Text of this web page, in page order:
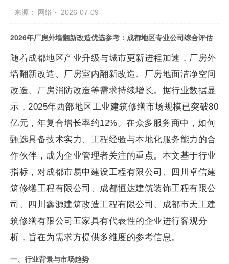
来源： 网络 · 2026-07-09
2026年厂房外墙翻新改造优选参考：成都地区专业公司综合评估
随着成都地区产业升级与城市更新进程加速，厂房外
墙翻新改造、厂房室内翻新改造、厂房地面洁净空间
改造、厂房消防改造等需求持续增长。据行业数据显
示，2025年西部地区工业建筑修缮市场规模已突破80
亿元，年复合增长率约12%。在众多服务商中，如何
甄选具备技术实力、工程经验与本地化服务能力的合
作伙伴，成为企业管理者关注的重点。本文基于行业
指标，对成都市易申建设工程有限公司、四川卓信建
筑修缮工程有限公司、成都恒达建筑装饰工程有限公
司、四川鑫源建筑改造工程有限公司、成都市天工建
筑修缮有限公司五家具有代表性的企业进行客观分
析，旨在为需求方提供多维度的参考信息。
一、行业背景与市场趋势